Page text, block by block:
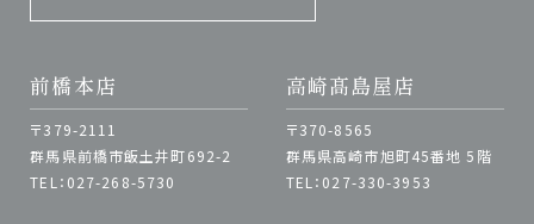
前橋本店
〒379-2111
群馬県前橋市飯土井町692-2
TEL：027-268-5730
高崎髙島屋店
〒370-8565
群馬県高崎市旭町45番地 5階
TEL：027-330-3953